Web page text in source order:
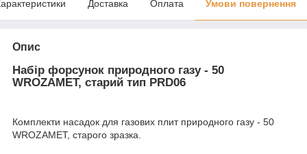
Доставка Оплата Умови повернення
Опис
Набір форсунок природного газу - 50
WROZAMET, старий тип PRD06
Комплекти насадок для газових плит природного газу - 50
WROZAMET, старого зразка.